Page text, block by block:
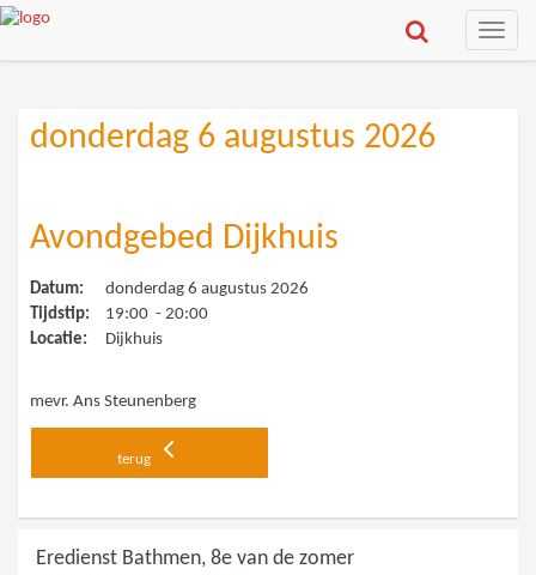
Toggle
donderdag 6 augustus 2026
Avondgebed Dijkhuis
Datum:
donderdag 6 augustus 2026
Tijdstip:
19:00 - 20:00
Locatie:
Dijkhuis
mevr. Ans Steunenberg
terug
Eredienst Bathmen, 8e van de zomer